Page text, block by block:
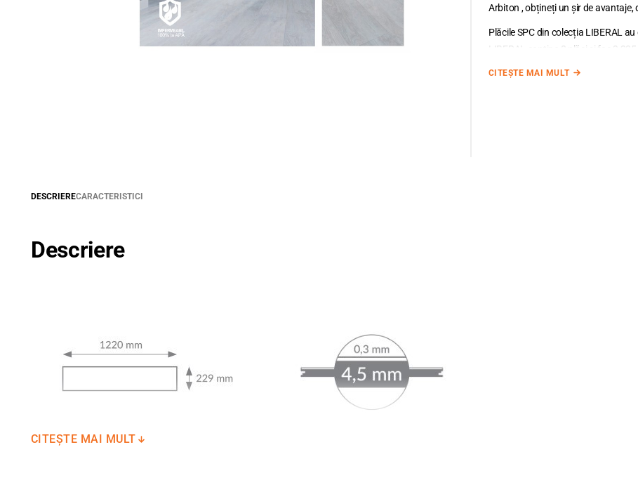
Arbiton , obțineți un șir de avantaje,
Plăcile SPC din colecția LIBERAL
LIBERAL conține 8 plăci și fac 2,235
Unitatea de măsură pentru
CITEȘTE MAI MULT
DESCRIERECARACTERISTICI
Descriere
CITEȘTE MAI MULT